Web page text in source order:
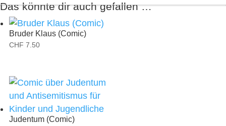
Das könnte dir auch gefallen …
Bruder Klaus (Comic)
CHF 7.50
Judentum (Comic)